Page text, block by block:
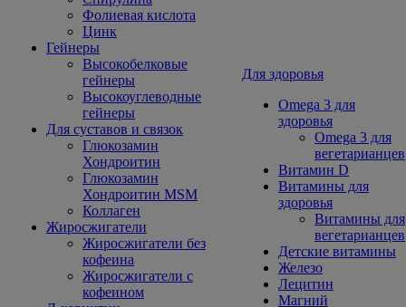
Фолиевая кислота
Цинк
Гейнеры
Высокобелковые
гейнеры
Высокоуглеводные
гейнеры
Для суставов и связок
Глюкозамин
Хондроитин
Глюкозамин
Хондроитин MSM
Коллаген
Жиросжигатели
Жиросжигатели без
кофеина
Жиросжигатели с
кофеином
Для здоровья
Omega 3 для
здоровья
Omega 3 для
вегетарианцев
Витамин D
Витамины для
здоровья
Витамины для
вегетарианцев
Детские витамины
Железо
Лецитин
Магний